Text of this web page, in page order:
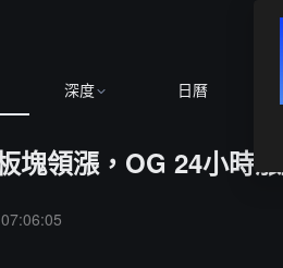
深度 日曆
塊領漲，OG 24小時